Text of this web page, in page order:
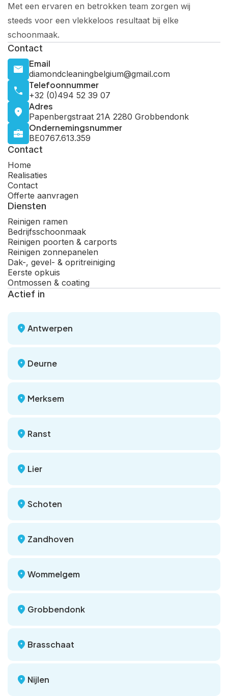
Met een ervaren en betrokken team zorgen wij
steeds voor een vlekkeloos resultaat bij elke
schoonmaak.
Contact
Email
diamondcleaningbelgium@gmail.com
Telefoonnummer
+32 (0)494 52 39 07
Adres
Papenbergstraat 21A 2280 Grobbendonk
Ondernemingsnummer
BE0767.613.359
Contact
Home
Realisaties
Contact
Offerte aanvragen
Diensten
Reinigen ramen
Bedrijfsschoonmaak
Reinigen poorten & carports
Reinigen zonnepanelen
Dak-, gevel- & opritreiniging
Eerste opkuis
Ontmossen & coating
Actief in
Antwerpen
Deurne
Merksem
Ranst
Lier
Schoten
Zandhoven
Wommelgem
Grobbendonk
Brasschaat
Nijlen